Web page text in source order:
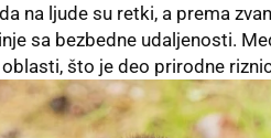
na ljude su retki, a prema
sa bezbedne udaljenosti.
što je deo prirodne